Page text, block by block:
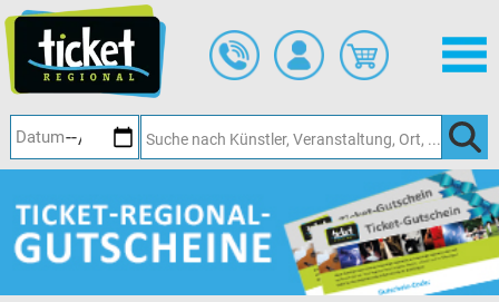
Hauptinhalt
springen